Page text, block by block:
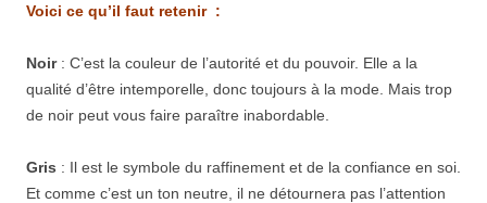
Voici ce qu’il faut retenir :
Noir: C’est la couleur de l’autorité et du pouvoir. Elle a la
qualité d’être intemporelle, donc toujours à la mode. Mais trop
de noir peut vous faire paraître inabordable.
Gris : Il est le symbole du raffinement et de la confiance en soi.
Et comme c’est un ton neutre, il ne détournera pas l’attention